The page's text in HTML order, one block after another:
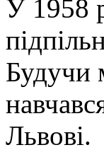
У 1958
Будучи
Львові.